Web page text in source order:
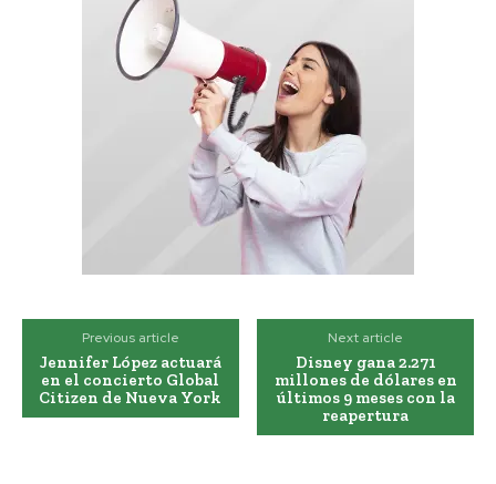
Previous article
Jennifer López actuará
en el concierto Global
Citizen de Nueva York
Next article
Disney gana 2.271
millones de dólares en
últimos 9 meses con la
reapertura